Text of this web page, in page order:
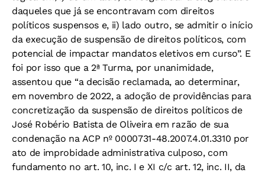
daqueles que já se encontravam com direitos
políticos suspensos e, ii) lado outro, se admitir o início
da execução de suspensão de direitos políticos, com
potencial de impactar mandatos eletivos em curso”. E
foi por isso que a 2ª Turma, por unanimidade,
assentou que “a decisão reclamada, ao determinar,
em novembro de 2022, a adoção de providências para
concretização da suspensão de direitos políticos de
José Robério Batista de Oliveira em razão de sua
condenação na ACP nº 0000731-48.2007.4.01.3310 por
ato de improbidade administrativa culposo, com
fundamento no art. 10, inc. I e XI c/c art. 12, inc. II, da